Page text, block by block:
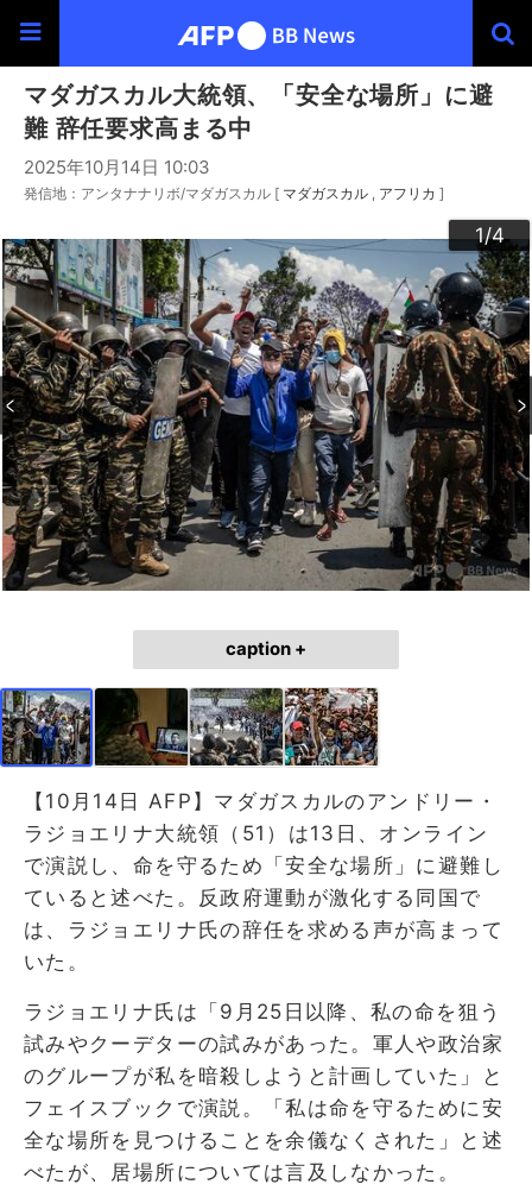
マダガスカル大統領、「安全な場所」に避
難 辞任要求高まる中
2025年10月14日 10:03
発信地：アンタナナリボ/マダガスカル [ マダガスカル アフリカ ]
1/4
2/4
3/4
4/4
caption +
【10月14日 AFP】マダガスカルのアンドリー・
ラジョエリナ大統領（51）は13日、オンライン
で演説し、命を守るため「安全な場所」に避難し
ていると述べた。反政府運動が激化する同国で
は、ラジョエリナ氏の辞任を求める声が高まって
いた。
ラジョエリナ氏は「9月25日以降、私の命を狙う
試みやクーデターの試みがあった。軍人や政治家
のグループが私を暗殺しようと計画していた」と
フェイスブックで演説。「私は命を守るために安
全な場所を見つけることを余儀なくされた」と述
べたが、居場所については言及しなかった。